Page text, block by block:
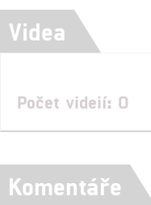
Videa
Počet videií: 0
Komentáře